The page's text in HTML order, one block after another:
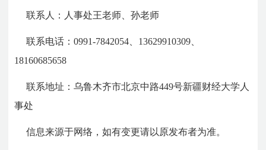
联系人：人事处王老师、孙老师
联系电话：0991-7842054 13629910309
18160685658
联系地址：乌鲁木齐市北京中路449号新疆财经大学人
事处
信息来源于网络，如有变更请以原发布者为准。